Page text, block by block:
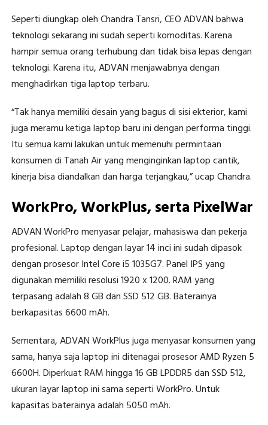
Seperti diungkap oleh Chandra Tansri, CEO ADVAN bahwa
teknologi sekarang ini sudah seperti komoditas. Karena
hampir semua orang terhubung dan tidak bisa lepas dengan
teknologi. Karena itu, ADVAN menjawabnya dengan
menghadirkan tiga laptop terbaru.
“Tak hanya memiliki desain yang bagus di sisi ekterior, kami
juga meramu ketiga laptop baru ini dengan performa tinggi.
Itu semua kami lakukan untuk memenuhi permintaan
konsumen di Tanah Air yang menginginkan laptop cantik,
kinerja bisa diandalkan dan harga terjangkau,” ucap Chandra.
WorkPro, WorkPlus, serta PixelWar
ADVAN WorkPro menyasar pelajar, mahasiswa dan pekerja
profesional. Laptop dengan layar 14 inci ini sudah dipasok
dengan prosesor Intel Core i5 1035G7. Panel IPS yang
digunakan memiliki resolusi 1920 x 1200. RAM yang
terpasang adalah 8 GB dan SSD 512 GB. Baterainya
berkapasitas 6600 mAh.
Sementara, ADVAN WorkPlus juga menyasar konsumen yang
sama, hanya saja laptop ini ditenagai prosesor AMD Ryzen 5
6600H. Diperkuat RAM hingga 16 GB LPDDR5 dan SSD 512,
ukuran layar laptop ini sama seperti WorkPro. Untuk
kapasitas baterainya adalah 5050 mAh.